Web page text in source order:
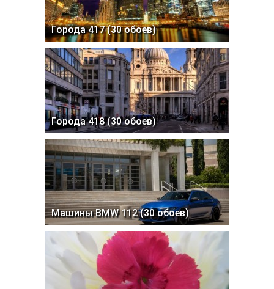
Города 417 (30 обоев)
Города 418 (30 обоев)
Машины BMW 112 (30 обоев)